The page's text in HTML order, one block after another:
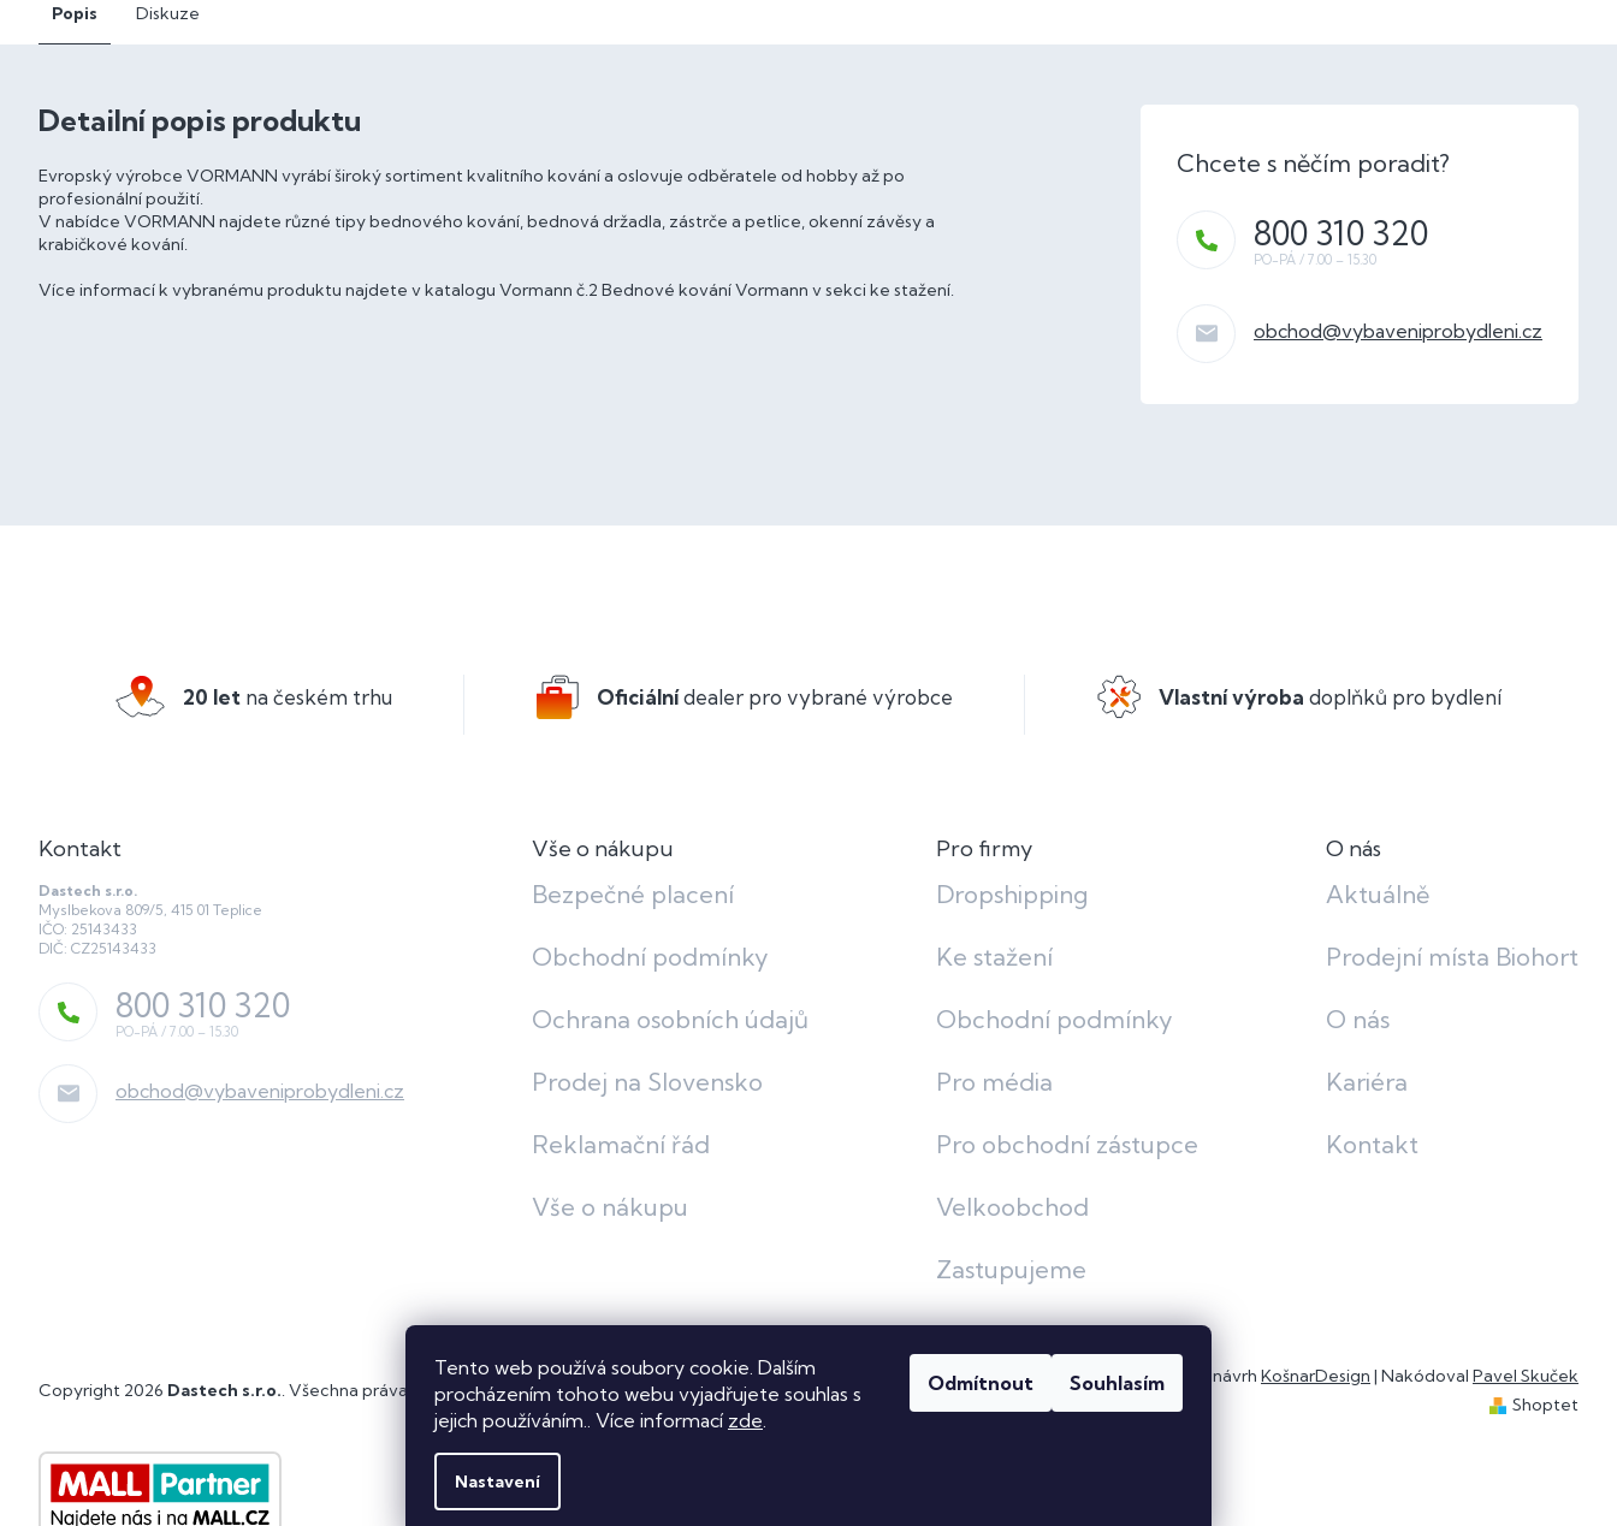
Tento web používá soubory cookie. Dalším
procházením tohoto webu vyjadřujete souhlas s
jejich používáním.. Více informací zde.
Nastavení
Odmítnout Souhlasím
Popis Diskuze
Detailní popis produktu
Evropský výrobce VORMANN vyrábí široký sortiment kvalitního kování a oslovuje odběratele od hobby až po
profesionální použití.
V nabídce VORMANN najdete různé tipy bednového kování, bednová držadla, zástrče a petlice, okenní závěsy a
krabičkové kování.
Více informací k vybranému produktu najdete v katalogu Vormann č.2 Bednové kování Vormann v sekci ke stažení.
obchod@vybaveniprobydleni.cz
800 310 320
20 let na českém trhu Oficiálnídealer pro vybrané výrobce Vlastní výroba doplňků pro bydlení
Kontakt
Dastech s.r.o.
Myslbekova 809/5, 415 01 Teplice
IČO: 25143433
DIČ: CZ25143433
obchod@vybaveniprobydleni.cz
800 310 320
Vše o nákupu
Bezpečné placení
Obchodní podmínky
Ochrana osobních údajů
Prodej na Slovensko
Reklamační řád
Vše o nákupu
Pro firmy
Dropshipping
Ke stažení
Obchodní podmínky
Pro média
Pro obchodní zástupce
Velkoobchod
Zastupujeme
O nás
Aktuálně
Prodejní místa Biohort
O nás
Kariéra
Kontakt
Grafický návrh KošnarDesign | Nakódoval Pavel Skuček
Shoptet
Copyright 2026 Dastech s.r.o.. Všechna práva vyhrazena.Upravit nastavení cookies